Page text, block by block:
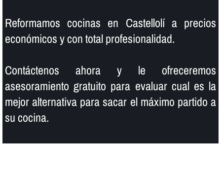
Reformamos cocinas en Castellolí a precios
económicos y con total profesionalidad.
Contáctenos ahora y le ofreceremos
asesoramiento gratuito para evaluar cual es la
mejor alternativa para sacar el máximo partido a
su cocina.